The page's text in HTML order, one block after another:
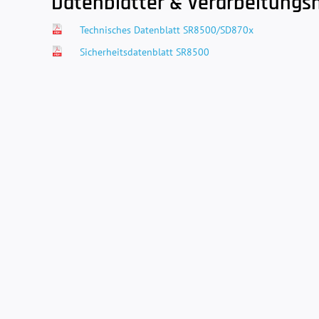
Technisches Datenblatt SR8500/SD870x
Sicherheitsdatenblatt SR8500